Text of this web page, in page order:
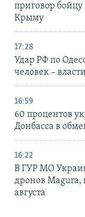
приговор
Крыму
17:28
Удар РФ по
человек – власти
16:59
60 процентов
Донбасса в
16:22
В ГУР МО
дронов Magura,
августа